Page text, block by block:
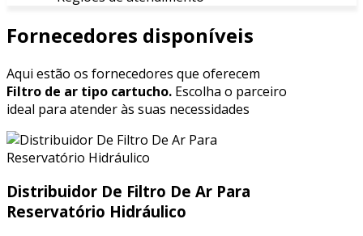
Fornecedores disponíveis
Aqui estão os fornecedores que oferecem
Filtro de ar tipo cartucho. Escolha o parceiro
ideal para atender às suas necessidades
Distribuidor De Filtro De Ar Para
Reservatório Hidráulico